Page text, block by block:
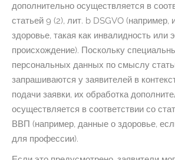
дополнительно осуществляется в
статьей 9 (2), лит. b DSGVO
здоровье, такая как инвалидность или
происхождение). Поскольку
персональных данных по смыслу
запрашиваются у заявителей в
подачи заявки, их обработка
осуществляется в соответствии со
ВВП (например, данные о здоровье,
для профессии).